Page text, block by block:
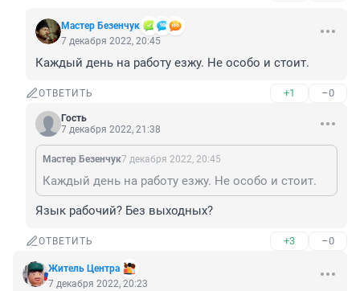
Мастер Безенчук
7 декабря 2022, 20:45
Каждый день на работу езжу. Не особо и стоит.
ОТВЕТИТЬ +1 –0
Гость
7 декабря 2022, 21:38
Мастер Безенчук7 декабря 2022, 20:45
Каждый день на работу езжу. Не особо и стоит.
Язык рабочий? Без выходных?
ОТВЕТИТЬ +3 –0
Житель Центра
7 декабря 2022, 20:23